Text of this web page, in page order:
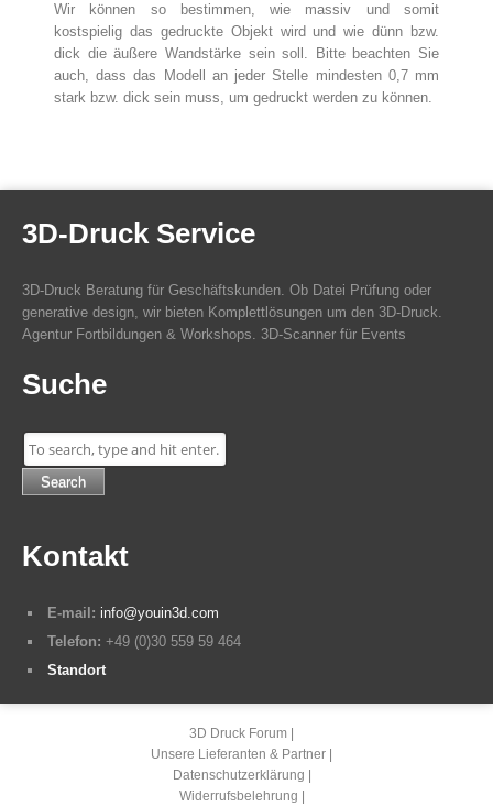
Wir können so bestimmen, wie massiv und somit
kostspielig das gedruckte Objekt wird und wie dünn bzw.
dick die äußere Wandstärke sein soll. Bitte beachten Sie
auch, dass das Modell an jeder Stelle mindesten 0,7 mm
stark bzw. dick sein muss, um gedruckt werden zu können.
3D-Druck Service
3D-Druck Beratung für Geschäftskunden. Ob Datei Prüfung oder
generative design, wir bieten Komplettlösungen um den 3D-Druck.
Agentur Fortbildungen & Workshops. 3D-Scanner für Events
Suche
Search
Kontakt
E-mail: info@youin3d.com
Telefon: +49 (0)30 559 59 464
Standort
3D Druck Forum
Unsere Lieferanten & Partner
Datenschutzerklärung
Widerrufsbelehrung